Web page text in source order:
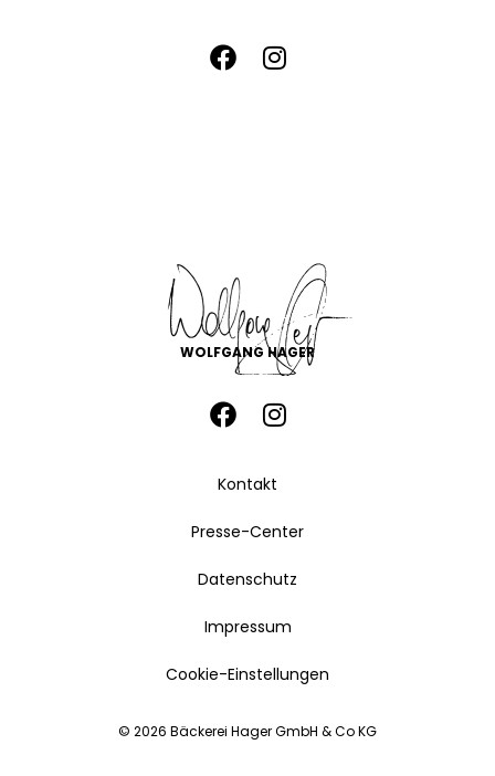
WOLFGANG HAGER
Kontakt
Presse-Center
Datenschutz
Impressum
Cookie-Einstellungen
© 2026 Bäckerei Hager GmbH & Co KG